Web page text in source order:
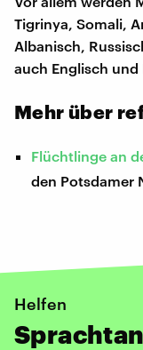
Tigrinya, Somali,
Albanisch,
auch Englisch
Mehr über
Flüchtlinge an
den Potsdamer
Helfen